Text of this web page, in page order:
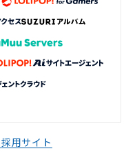
採用サイト